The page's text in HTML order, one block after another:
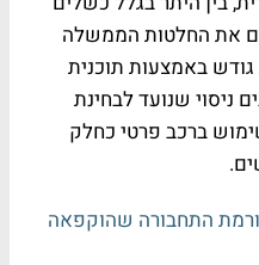
את החלטות הממשלה
באמצעות תוכנית
ניסוי שנועד לבחינת
ברכב פרטי כחלק
התחבורה שהוקפאה